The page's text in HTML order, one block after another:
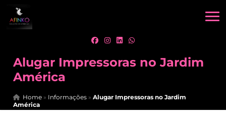
Alugar Impressoras no Jardim
América
Home » Informações »Alugar Impressoras no Jardim
América